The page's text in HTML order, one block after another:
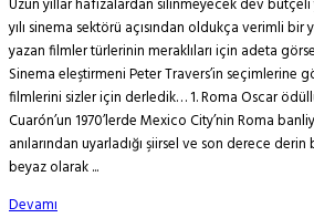
Uzun yıllar hafızalardan silinmeyecek dev
yılı sinema sektörü açısından oldukça verimli bir
yazan filmler türlerinin meraklıları için adeta
Sinema eleştirmeni Peter Travers’in seçimlerine
filmlerini sizler için derledik… 1. Roma Oscar
Cuarón’un 1970’lerde Mexico City’nin Roma
anılarından uyarladığı şiirsel ve son derece
beyaz olarak ...
Devamı